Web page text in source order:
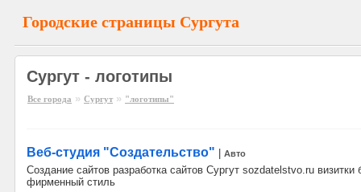
Городские страницы Сургута
Сургут - логотипы
Все города » Сургут » "логотипы"
Веб-студия "Создательство" Авто
Создание сайтов разработка сайтов Сургут sozdatelstvo.ru
фирменный стиль